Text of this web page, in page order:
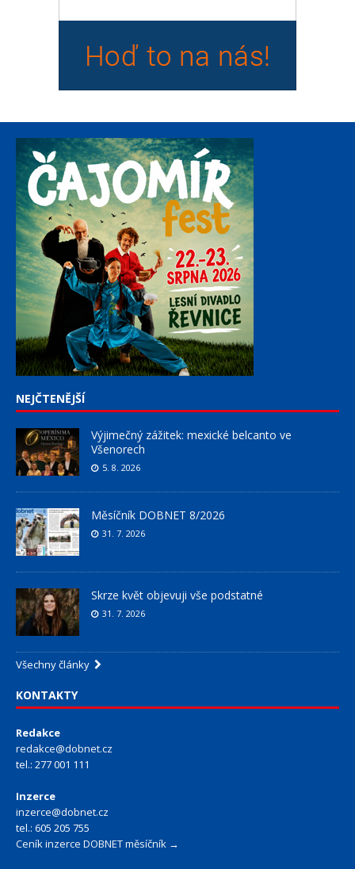
NEJČTENĚJŠÍ
Výjimečný zážitek: mexické belcanto ve
Všenorech
5. 8. 2026
Měsíčník DOBNET 8/2026
31. 7. 2026
Skrze květ objevuji vše podstatné
31. 7. 2026
Všechny články
KONTAKTY
Redakce
redakce@dobnet.cz
tel.: 277 001 111
Inzerce
inzerce@dobnet.cz
tel.: 605 205 755
Ceník inzerce DOBNET měsíčník →